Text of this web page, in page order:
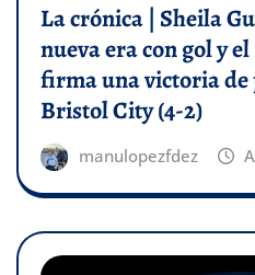
La crónica | Sheila
nueva era con gol y
firma una victoria de
Bristol City (4-2)
manulopezfdez